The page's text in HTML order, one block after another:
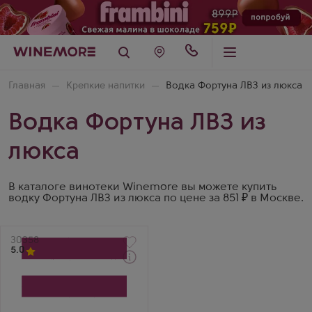
Главная Крепкие напитки Водка Фортуна ЛВЗ из люкса
Водка Фортуна ЛВЗ из
люкса
В каталоге винотеки Winemore вы можете купить
водку Фортуна ЛВЗ из люкса по цене за 851 ₽ в Москве.
Артикул
30358
5.0
Президент